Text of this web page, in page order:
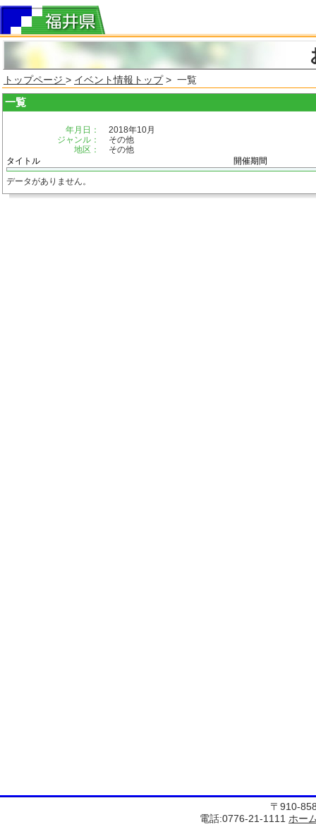
トップページ > イベント情報トップ> 一覧
一覧
年月日：
2018年10月
ジャンル：
その他
地区：
その他
タイトル
開催期間
データがありません。
〒910-
電話:0776-21-1111 ホー